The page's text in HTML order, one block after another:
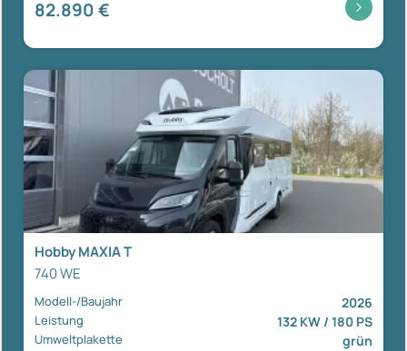
82.890 €
Hobby MAXIA T
740 WE
Modell-/Baujahr 2026
Leistung 132 KW / 180 PS
Umweltplakette grün